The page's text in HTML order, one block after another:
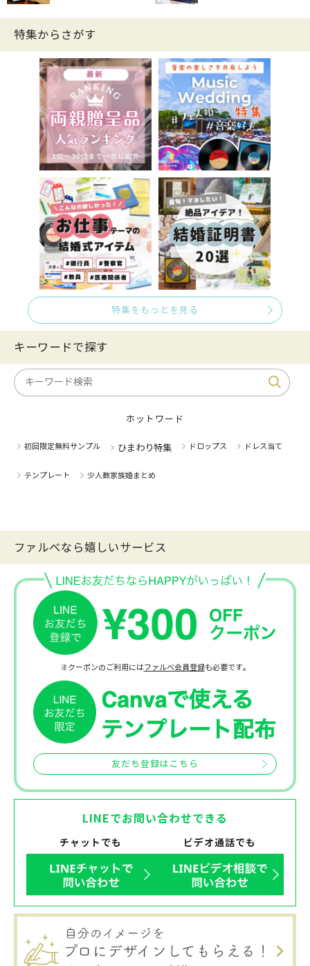
特集からさがす
特集をもっとを見る
キーワードで探す
ホットワード
初回限定無料サンプル ひまわり特集 ドロップス ドレス当て
テンプレート 少人数家族婚まとめ
ファルべなら嬉しいサービス
※クーポンのご利用にはファルベ会員登録も必要です。
友だち登録はこちら
LINEでお問い合わせできる
チャットでも ビデオ通話でも